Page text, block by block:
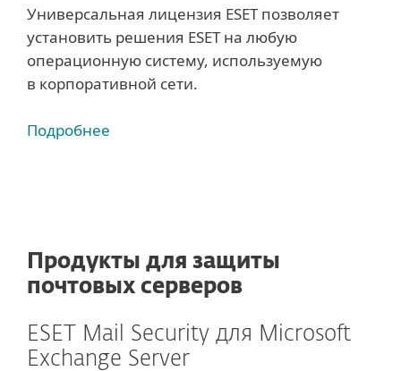
Универсальная лицензия ESET позволяет
установить решения ESET на любую
операционную систему, используемую
в корпоративной сети.
Подробнее
Продукты для защиты
почтовых серверов
ESET Mail Security для Microsoft
Exchange Server